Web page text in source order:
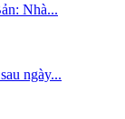
Nhà...
ngày...